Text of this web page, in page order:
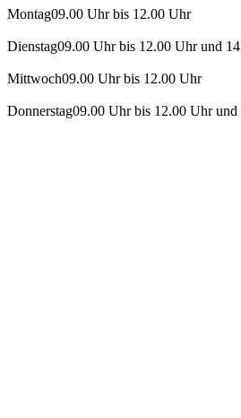
Montag09.00 Uhr bis 12.00 Uhr
Dienstag09.00 Uhr bis 12.00 Uhr und
Mittwoch09.00 Uhr bis 12.00 Uhr
Donnerstag09.00 Uhr bis 12.00 Uhr